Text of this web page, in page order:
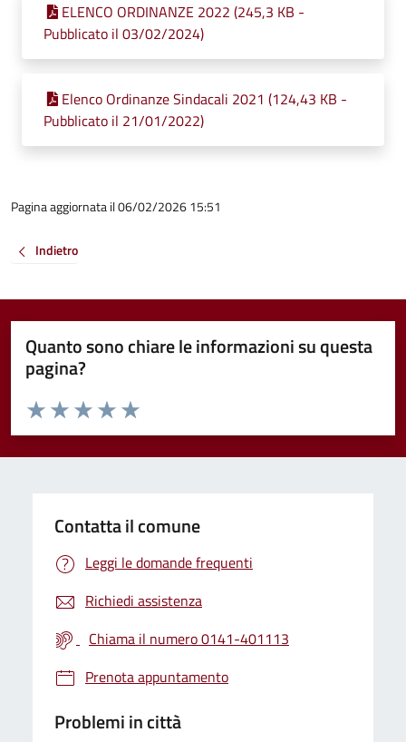
ELENCO ORDINANZE 2022 (245,3 KB -
Pubblicato il 03/02/2024)
Elenco Ordinanze Sindacali 2021 (124,43 KB -
Pubblicato il 21/01/2022)
Pagina aggiornata il 06/02/2026 15:51
Indietro
Quanto sono chiare le informazioni su questa
pagina?
Valuta da 1 a 5 stelle la pagina
Valuta 5 stelle su 5
Valuta 4 stelle su 5
Valuta 3 stelle su 5
Valuta 2 stelle su 5
Valuta 1 stelle su 5
Contatta il comune
Leggi le domande frequenti
Richiedi assistenza
Chiama il numero 0141-401113
Prenota appuntamento
Problemi in città